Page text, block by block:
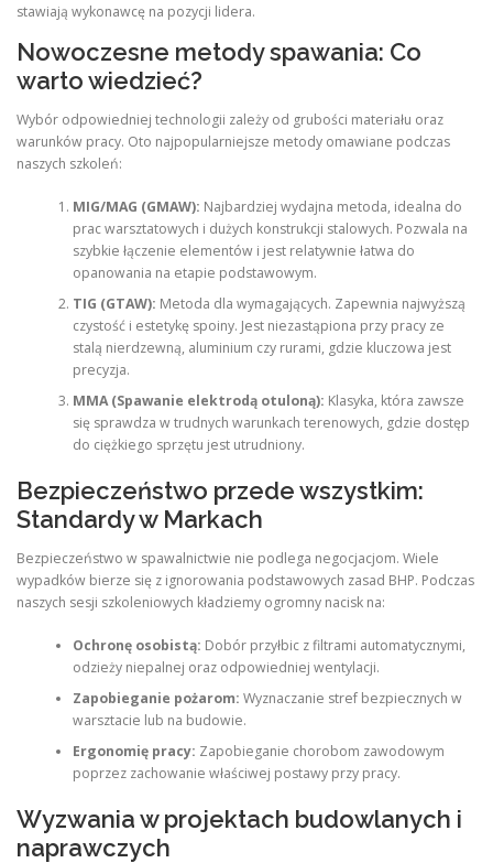
stawiają wykonawcę na pozycji lidera.
Nowoczesne metody spawania: Co
warto wiedzieć?
Wybór odpowiedniej technologii zależy od grubości materiału oraz
warunków pracy. Oto najpopularniejsze metody omawiane podczas
naszych szkoleń:
MIG/MAG (GMAW): Najbardziej wydajna metoda, idealna do
prac warsztatowych i dużych konstrukcji stalowych. Pozwala na
szybkie łączenie elementów i jest relatywnie łatwa do
opanowania na etapie podstawowym.
TIG (GTAW): Metoda dla wymagających. Zapewnia najwyższą
czystość i estetykę spoiny. Jest niezastąpiona przy pracy ze
stalą nierdzewną, aluminium czy rurami, gdzie kluczowa jest
precyzja.
MMA (Spawanie elektrodą otuloną): Klasyka, która zawsze
się sprawdza w trudnych warunkach terenowych, gdzie dostęp
do ciężkiego sprzętu jest utrudniony.
Bezpieczeństwo przede wszystkim:
Standardy w Markach
Bezpieczeństwo w spawalnictwie nie podlega negocjacjom. Wiele
wypadków bierze się z ignorowania podstawowych zasad BHP. Podczas
naszych sesji szkoleniowych kładziemy ogromny nacisk na:
Ochronę osobistą: Dobór przyłbic z filtrami automatycznymi,
odzieży niepalnej oraz odpowiedniej wentylacji.
Zapobieganie pożarom: Wyznaczanie stref bezpiecznych w
warsztacie lub na budowie.
Ergonomię pracy: Zapobieganie chorobom zawodowym
poprzez zachowanie właściwej postawy przy pracy.
Wyzwania w projektach budowlanych i
naprawczych